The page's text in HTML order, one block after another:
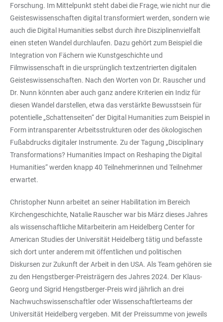
Forschung. Im Mittelpunkt steht dabei die Frage, wie nicht nur die
Geisteswissenschaften digital transformiert werden, sondern wie
auch die Digital Humanities selbst durch ihre Disziplinenvielfalt
einen steten Wandel durchlaufen. Dazu gehört zum Beispiel die
Integration von Fächern wie Kunstgeschichte und
Filmwissenschaft in die ursprünglich textzentrierten digitalen
Geisteswissenschaften. Nach den Worten von Dr. Rauscher und
Dr. Nunn könnten aber auch ganz andere Kriterien ein Indiz für
diesen Wandel darstellen, etwa das verstärkte Bewusstsein für
potentielle „Schattenseiten“ der Digital Humanities zum Beispiel in
Form intransparenter Arbeitsstrukturen oder des ökologischen
Fußabdrucks digitaler Instrumente. Zu der Tagung „Disciplinary
Transformations? Humanities Impact on Reshaping the Digital
Humanities“ werden knapp 40 Teilnehmerinnen und Teilnehmer
erwartet.
Christopher Nunn arbeitet an seiner Habilitation im Bereich
Kirchengeschichte, Natalie Rauscher war bis März dieses Jahres
als wissenschaftliche Mitarbeiterin am Heidelberg Center for
American Studies der Universität Heidelberg tätig und befasste
sich dort unter anderem mit öffentlichen und politischen
Diskursen zur Zukunft der Arbeit in den USA. Als Team gehören sie
zu den Hengstberger-Preisträgern des Jahres 2024. Der Klaus-
Georg und Sigrid Hengstberger-Preis wird jährlich an drei
Nachwuchswissenschaftler oder Wissenschaftlerteams der
Universität Heidelberg vergeben. Mit der Preissumme von jeweils